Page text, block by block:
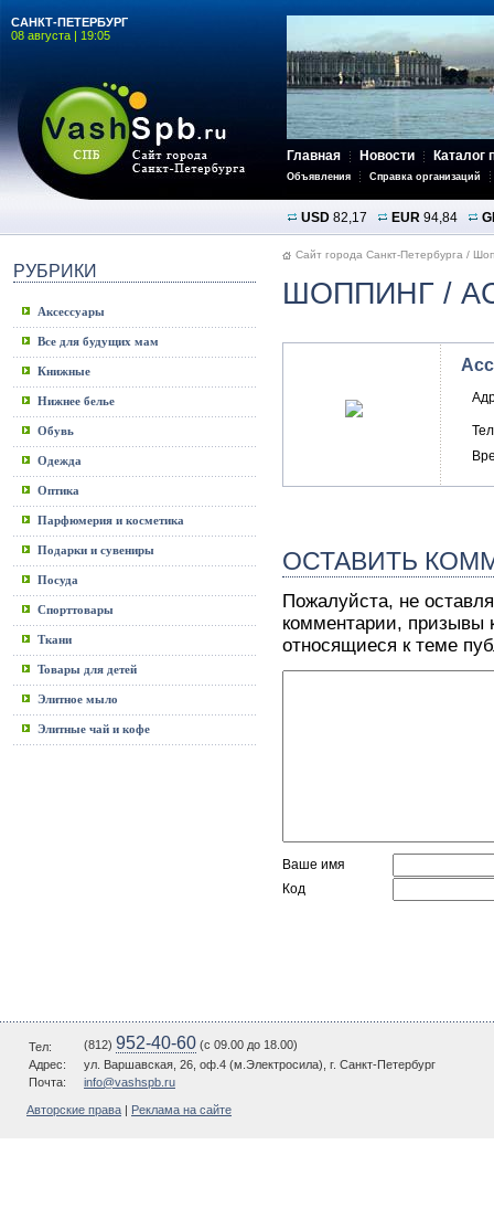
САНКТ-ПЕТЕРБУРГ
08 августа | 19:05
Главная Новости Каталог
Объявления Справка организаций
USD 82,17 EUR 94,84
РУБРИКИ
Аксессуары
Все для будущих мам
Книжные
Нижнее белье
Обувь
Одежда
Оптика
Парфюмерия и косметика
Подарки и сувениры
Посуда
Спорттовары
Ткани
Товары для детей
Элитное мыло
Элитные чай и кофе
Сайт города Санкт-Петербурга /
ШОППИНГ /
ОСТАВИТЬ
Пожалуйста, не
комментарии, призывы
относящиеся к теме
Ваше имя
Код
Тел: (812) 952-40-60 (c 09.00 до 18.00)
Адрес:
ул. Варшавская, 26, оф.4 (м.Электросила), г. Санкт-Петербург
Почта:
info@vashspb.ru
Авторские права Реклама на сайте